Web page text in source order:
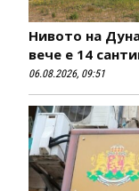
Нивото на
вече е 14
06.08.2026, 09:51